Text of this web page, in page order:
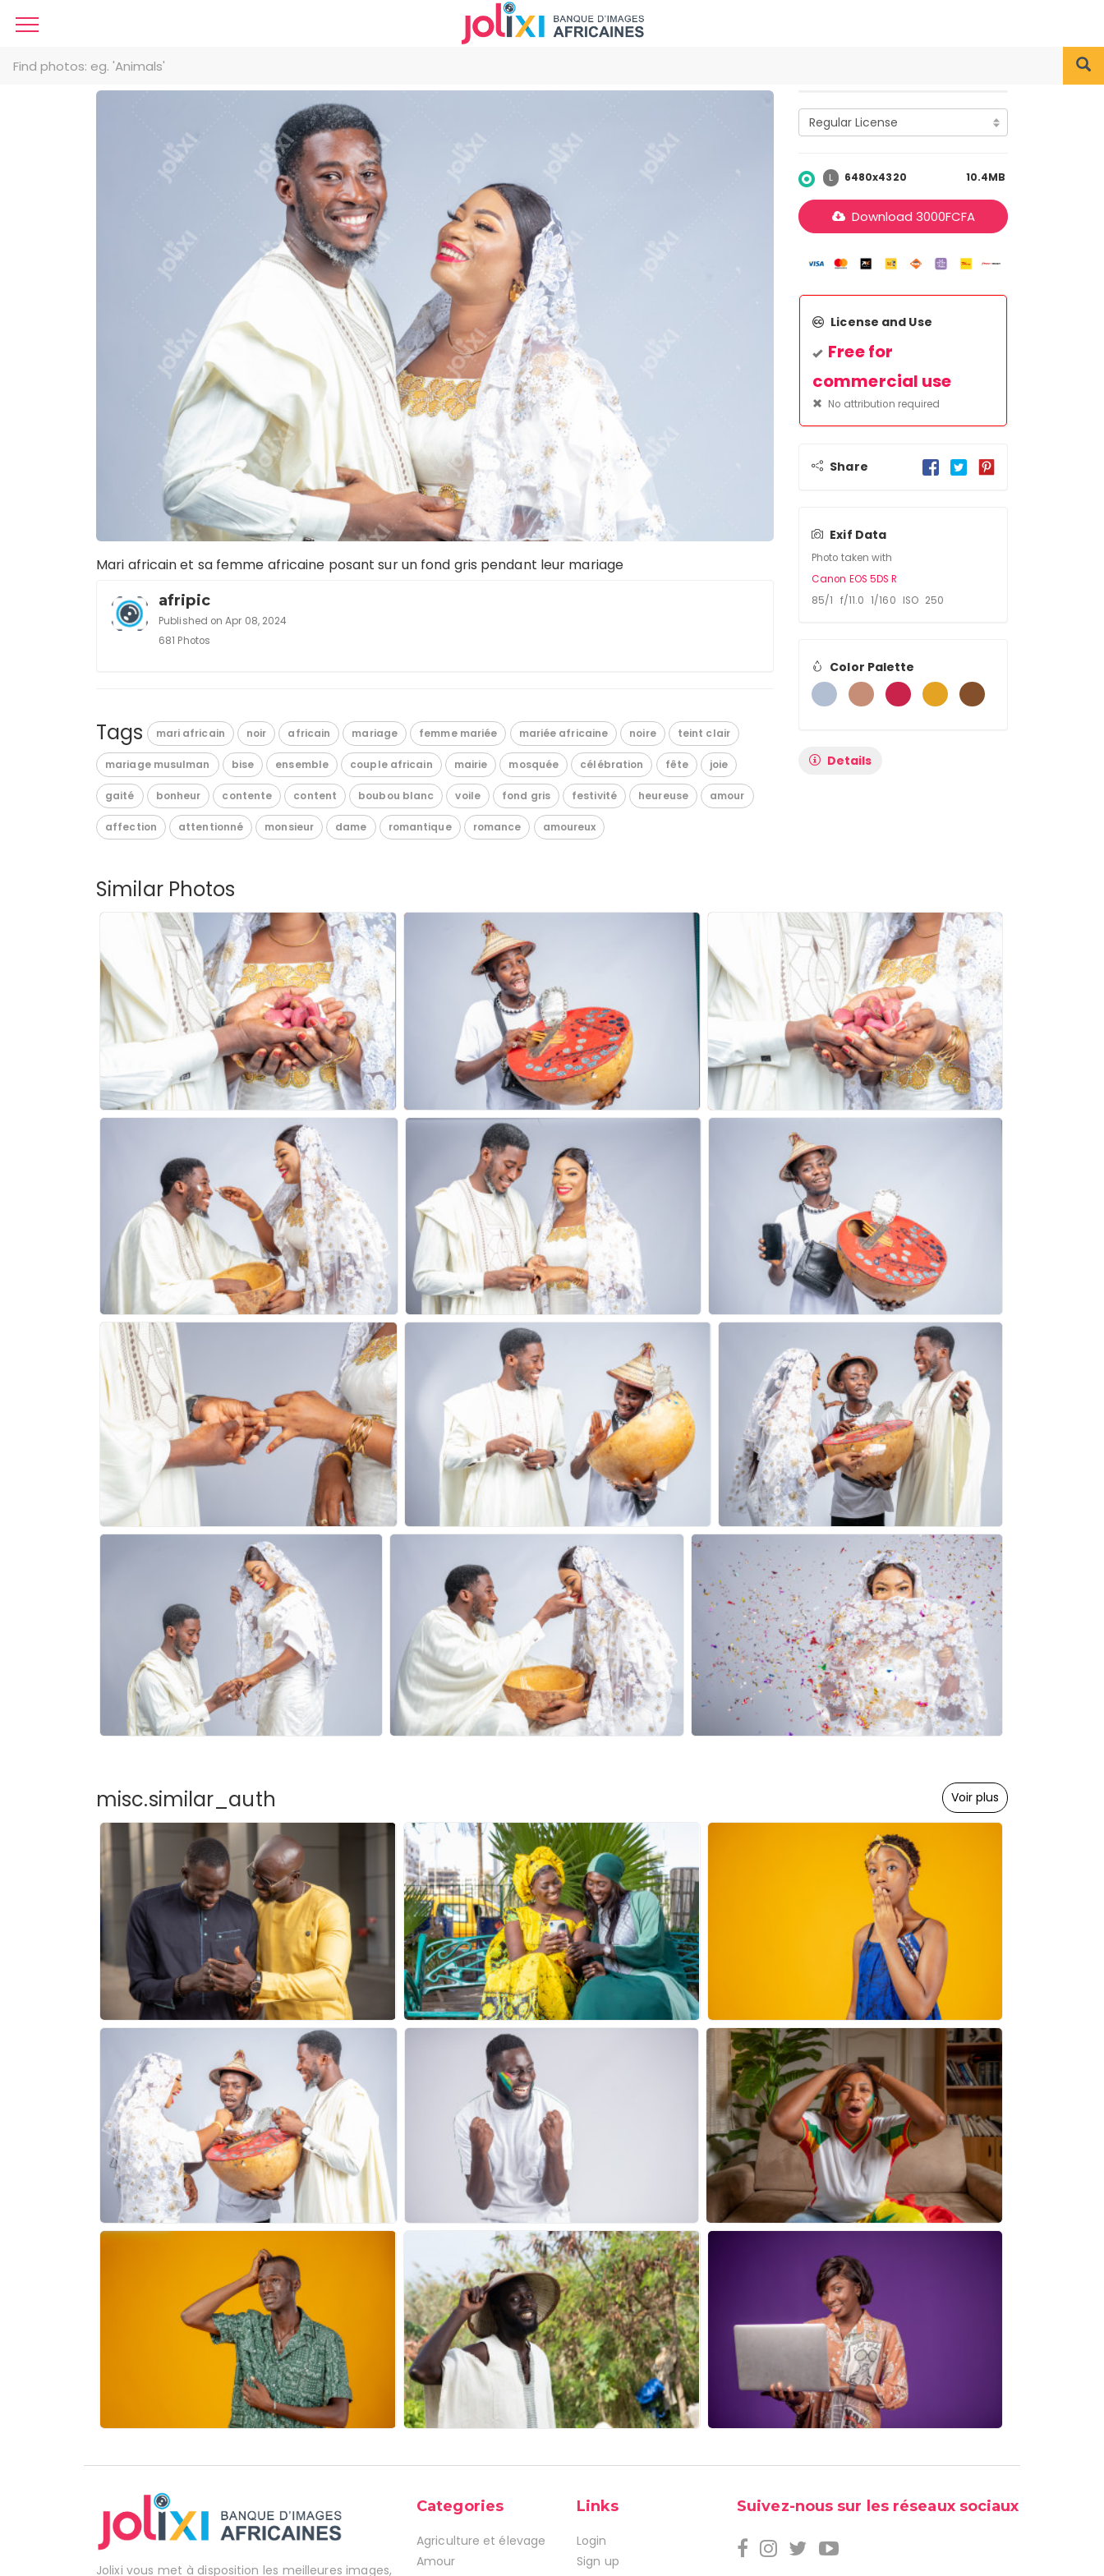
Mari africain et sa femme africaine posant sur un fond gris pendant leur mariage
afripic
Published on Apr 08, 2024
681 Photos
Tags mari africain noir africain mariage femme mariée mariée africaine noire teint clair
mariage musulman bise ensemble couple africain mairie mosquée célébration fête joie
gaité bonheur contente content boubou blanc voile fond gris festivité heureuse amour
affection attentionné monsieur dame romantique romance amoureux
L 6480x4320 10.4MB
Download 3000FCFA
License and Use
Free for
commercial use
No attribution required
Share
Exif Data
Photo taken with
Canon EOS 5DS R
85/1 f/11.0 1/160 ISO 250
Color Palette
Details
Similar Photos
misc.similar_auth Voir plus
Jolixi vous met à disposition les meilleures images,
Categories
Agriculture et élevage
Amour
Links
Login
Sign up
Suivez-nous sur les réseaux sociaux